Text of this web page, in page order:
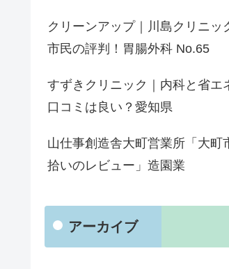
クリーンアップ｜川島クリニッ
市民の評判！胃腸外科 No.65
すずきクリニック｜内科と省エ
口コミは良い？愛知県
山仕事創造舎大町営業所「大町
拾いのレビュー」造園業
アーカイブ